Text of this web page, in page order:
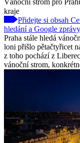
kraje
Přidejte si obsah
hledání a Google zprávy
Praha stále hledá
loni přišlo pětačtyřicet
z toho pochází z
vánoční strom,